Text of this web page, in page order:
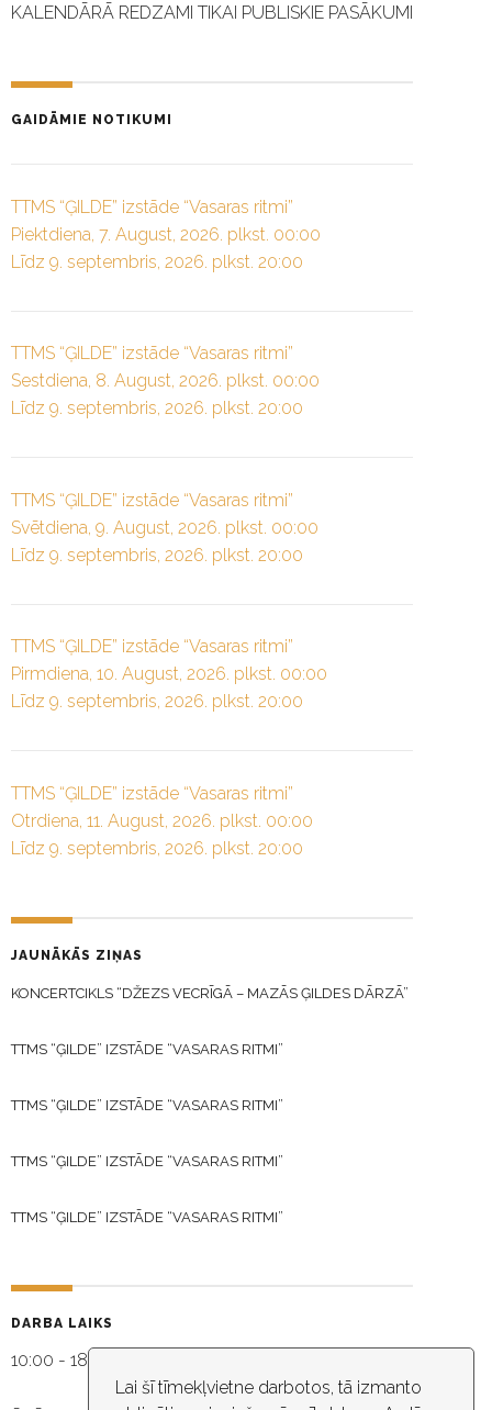
Lai šī tīmekļvietne darbotos, tā izmanto
KALENDĀRĀ REDZAMI TIKAI PUBLISKIE PASĀKUMI
GAIDĀMIE NOTIKUMI
TTMS “ĢILDE” izstāde “Vasaras ritmi”
Piektdiena, 7. August, 2026. plkst. 00:00
Līdz 9. septembris, 2026. plkst. 20:00
TTMS “ĢILDE” izstāde “Vasaras ritmi”
Sestdiena, 8. August, 2026. plkst. 00:00
Līdz 9. septembris, 2026. plkst. 20:00
TTMS “ĢILDE” izstāde “Vasaras ritmi”
Svētdiena, 9. August, 2026. plkst. 00:00
Līdz 9. septembris, 2026. plkst. 20:00
TTMS “ĢILDE” izstāde “Vasaras ritmi”
Pirmdiena, 10. August, 2026. plkst. 00:00
Līdz 9. septembris, 2026. plkst. 20:00
TTMS “ĢILDE” izstāde “Vasaras ritmi”
Otrdiena, 11. August, 2026. plkst. 00:00
Līdz 9. septembris, 2026. plkst. 20:00
JAUNĀKĀS ZIŅAS
KONCERTCIKLS “DŽEZS VECRĪGĀ – MAZĀS ĢILDES DĀRZĀ”
TTMS “ĢILDE” IZSTĀDE “VASARAS RITMI”
TTMS “ĢILDE” IZSTĀDE “VASARAS RITMI”
TTMS “ĢILDE” IZSTĀDE “VASARAS RITMI”
TTMS “ĢILDE” IZSTĀDE “VASARAS RITMI”
DARBA LAIKS
10:00 - 18:30